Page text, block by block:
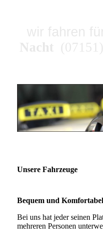
Unsere Fahrzeuge
Bequem und Komfortabel
Bei uns hat jeder seinen
mehreren Personen